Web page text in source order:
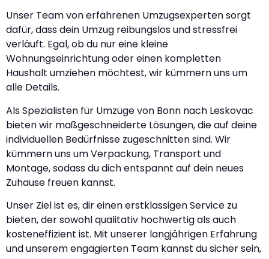
Unser Team von erfahrenen Umzugsexperten sorgt
dafür, dass dein Umzug reibungslos und stressfrei
verläuft. Egal, ob du nur eine kleine
Wohnungseinrichtung oder einen kompletten
Haushalt umziehen möchtest, wir kümmern uns um
alle Details.
Als Spezialisten für Umzüge von Bonn nach Leskovac
bieten wir maßgeschneiderte Lösungen, die auf deine
individuellen Bedürfnisse zugeschnitten sind. Wir
kümmern uns um Verpackung, Transport und
Montage, sodass du dich entspannt auf dein neues
Zuhause freuen kannst.
Unser Ziel ist es, dir einen erstklassigen Service zu
bieten, der sowohl qualitativ hochwertig als auch
kosteneffizient ist. Mit unserer langjährigen Erfahrung
und unserem engagierten Team kannst du sicher sein,